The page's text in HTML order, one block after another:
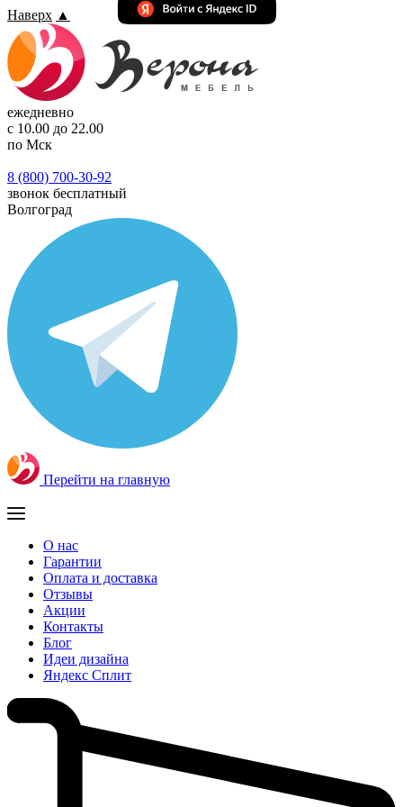
Наверх ▲
ежедневно
с 10.00 до 22.00
по Мск
8 (800) 700-30-92
звонок бесплатный
Волгоград
Перейти на главную
О нас
Гарантии
Оплата и доставка
Отзывы
Акции
Контакты
Блог
Идеи дизайна
Яндекс Сплит